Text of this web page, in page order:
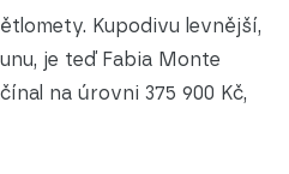
Kupodivu levnější,
je teď Fabia Monte
na úrovni 375 900 Kč,